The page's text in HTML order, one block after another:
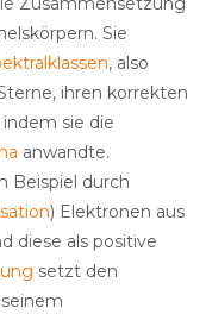
Sie
, also
ihren korrekten
sie die
anwandte.
Beispiel durch
) Elektronen aus
diese als positive
setzt den